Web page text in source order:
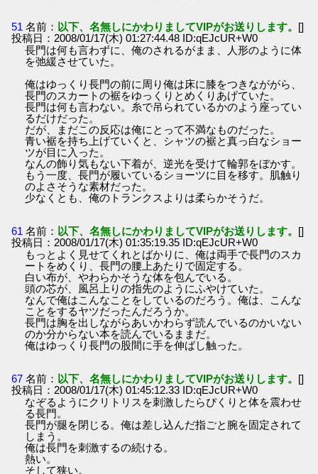
51 名前： 以下、名無しにかわりましてVIPがお送りします。 []
投稿日：2008/01/17(木) 01:27:44.48 ID:qEJcUR+W0
長門は何も言わずに、俺のされるがまま、人形のように体
を弛緩させていた。
俺はゆっくり長門の前に周り俺は床に膝をつきなががら、
長門のスカートの裾をゆっくりとめくりあげていた。
長門は何も言わない。糸で吊られているかのよう座ってい
るだけだった。
だが、まだこの反応は俺にとって不満なものだった。
青い裾を持ち上げていくと、シャツの裾と真っ白なショー
ツが目に入った。
なんの飾り気もない下着が、逆光を受けて輪郭をぼかす。
もう一度、長門が履いているショーツに目を移す。肌触り
のよさそうな素材だった。
少なくとも、俺のトランクスよりは柔らかそうだ。
61 名前： 以下、名無しにかわりましてVIPがお送りします。 []
投稿日：2008/01/17(木) 01:35:19.35 ID:qEJcUR+W0
もっとよく見せてくれとばかりに、俺は両手で長門のスカ
ートをめくり、長門の腰上あたりで固定する。
白い布が、やわらかそうな体を包んでいる。
頭の芯が、風呂上りの指先のようにふやけていた。
なんで俺はこんなことをしているのだろう。俺は、こんな
ことをするヤツだったんだろうか。
長門は胸を出しながらあいかわらず読んでいるのかいない
のか分からない本を読んでいるままだ。
俺はゆっくり長門の股間に手を伸ばし触った。
67 名前： 以下、名無しにかわりましてVIPがお送りします。 []
投稿日：2008/01/17(木) 01:45:12.33 ID:qEJcUR+W0
なぞるようにクリトリスを刺激したらぴくりと体を震わせ
る長門。
長門が腿を閉じる。俺は差し込んだ指ごと腕を固定されて
しまう。
俺は長門を刺激するの続ける。
熱い。
そして狭い。